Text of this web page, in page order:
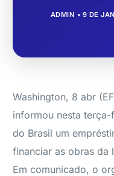
ADMIN 9 DE
Washington, 8 abr
informou nesta
do Brasil um
financiar as obras da
Em comunicado, o